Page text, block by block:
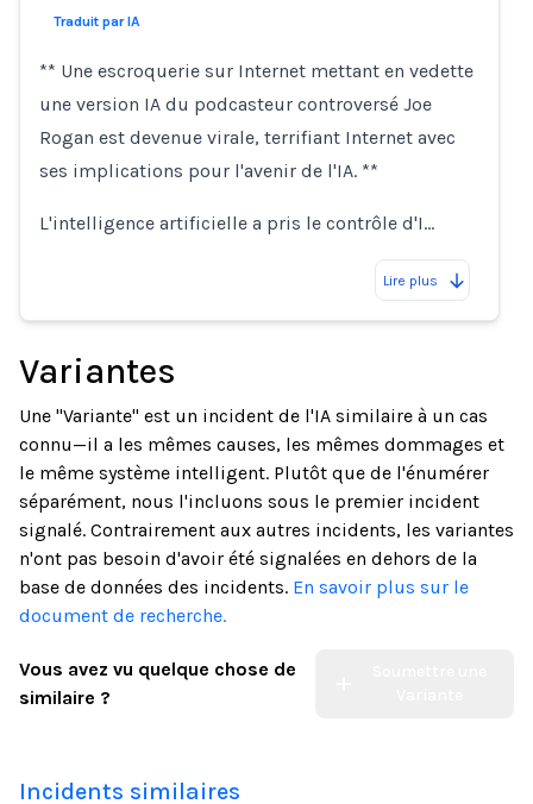
Traduit par IA
** Une escroquerie sur Internet mettant en vedette
une version IA du podcasteur controversé Joe
Rogan est devenue virale, terrifiant Internet avec
ses implications pour l'avenir de l'IA. **
L'intelligence artificielle a pris le contrôle d'I…
Lire plus
Variantes
Une "Variante" est un incident de l'IA similaire à un cas
connu—il a les mêmes causes, les mêmes dommages et
le même système intelligent. Plutôt que de l'énumérer
séparément, nous l'incluons sous le premier incident
signalé. Contrairement aux autres incidents, les variantes
n'ont pas besoin d'avoir été signalées en dehors de la
base de données des incidents. En savoir plus sur le
document de recherche.
Vous avez vu quelque chose de
similaire ?
Incidents similaires